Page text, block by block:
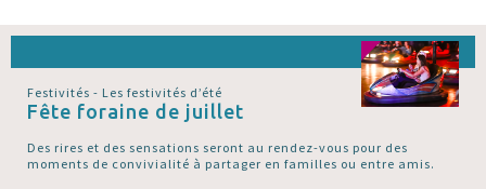
Festivités - Les festivités d’été
Fête foraine de juillet
Des rires et des sensations seront au rendez-vous pour des
moments de convivialité à partager en familles ou entre amis.